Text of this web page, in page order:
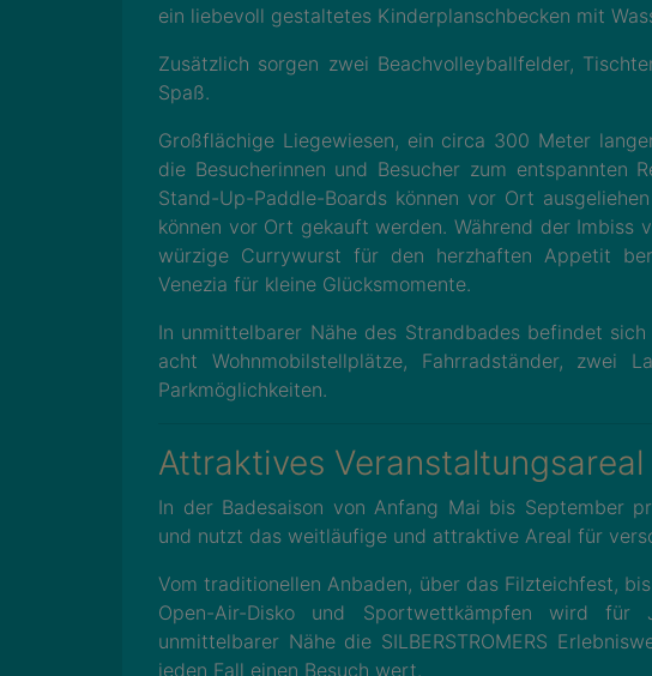
ein liebevoll gestaltetes Kinderplanschbecken mit
Zusätzlich sorgen zwei Beachvolleyballfelder,
Spaß.
Großflächige Liegewiesen, ein circa 300 Meter
die Besucherinnen und Besucher zum entspannten
Stand-Up-Paddle-Boards können vor Ort
können vor Ort gekauft werden. Während der Imbiss
würzige Currywurst für den herzhaften Appetit
Venezia für kleine Glücksmomente.
In unmittelbarer Nähe des Strandbades befindet
acht Wohnmobilstellplätze, Fahrradständer, zwei
Parkmöglichkeiten.
Attraktives Veranstaltungsareal
In der Badesaison von Anfang Mai bis September
und nutzt das weitläufige und attraktive Areal für
Vom traditionellen Anbaden, über das Filzteichfest,
Open-Air-Disko und Sportwettkämpfen wird
unmittelbarer Nähe die SILBERSTROMERS
jeden Fall einen Besuch wert.